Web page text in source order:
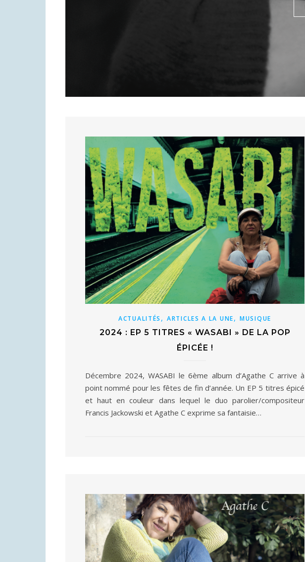
ACTUALITÉS ,ARTICLES A LA UNE, MUSIQUE
2024 : EP 5 TITRES « WASABI » DE LA POP
ÉPICÉE !
Décembre 2024, WASABI le 6ème album d’Agathe C arrive à
point nommé pour les fêtes de fin d’année. Un EP 5 titres épicé
et haut en couleur dans lequel le duo parolier/compositeur
Francis Jackowski et Agathe C exprime sa fantaisie…